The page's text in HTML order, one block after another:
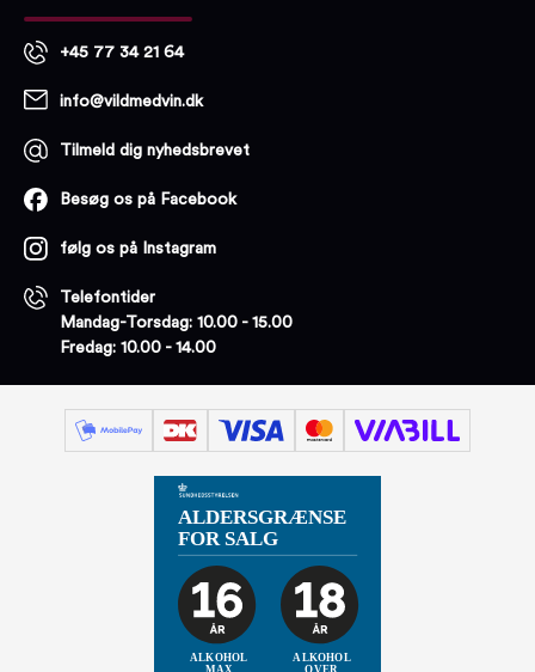
+45 77 34 21 64
info@vildmedvin.dk
Tilmeld dig nyhedsbrevet
Besøg os på Facebook
følg os på Instagram
Telefontider
Mandag-Torsdag: 10.00 - 15.00
Fredag: 10.00 - 14.00